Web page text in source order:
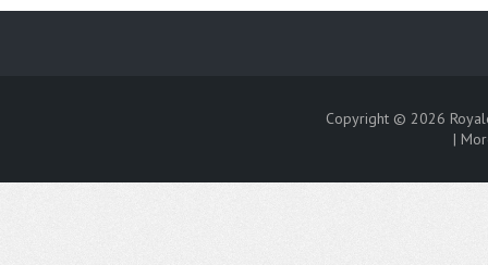
Copyright © 2026
|